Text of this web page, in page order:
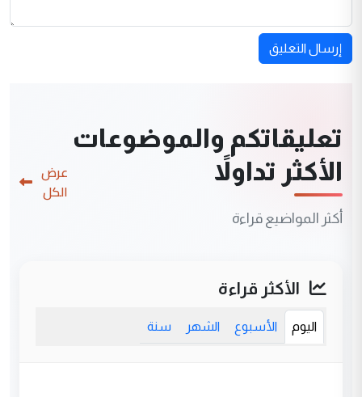
إرسال التعليق
تعليقاتكم والموضوعات
الأكثر تداولاً
أكثر المواضيع قراءة
عرض
الكل
الأكثر قراءة
اليوم الأسبوع الشهر سنة